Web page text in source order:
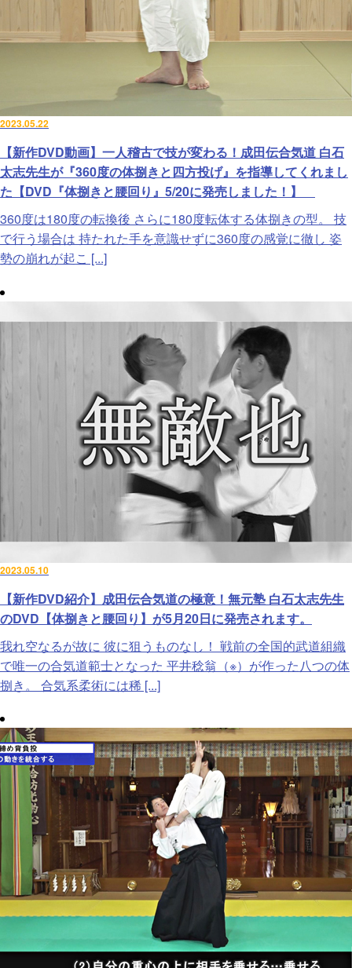
2023.05.22
【新作DVD動画】一人稽古で技が変わる！成田伝合気道 白石
太志先生が『360度の体捌きと四方投げ』を指導してくれまし
た【DVD『体捌きと腰回り』5/20に発売しました！】
360度は180度の転換後 さらに180度転体する体捌きの型。 技
で行う場合は 持たれた手を意識せずに360度の感覚に徹し 姿
勢の崩れが起こ [...]
2023.05.10
【新作DVD紹介】成田伝合気道の極意！無元塾 白石太志先生
のDVD【体捌きと腰回り】が5月20日に発売されます。
我れ空なるが故に 彼に狙うものなし！ 戦前の全国的武道組織
で唯一の合気道範士となった 平井稔翁（※）が作った八つの体
捌き。 合気系柔術には稀 [...]